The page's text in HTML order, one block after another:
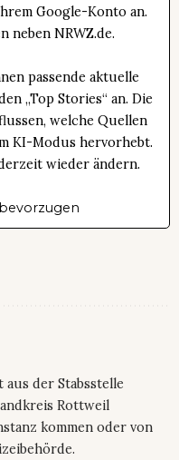
Google-Konto an.
neben NRWZ.de.
passende aktuelle
„Top Stories“ an. Die
welche Quellen
KI-Modus hervorhebt.
wieder ändern.
der Stabsstelle
Rottweil
kommen oder von